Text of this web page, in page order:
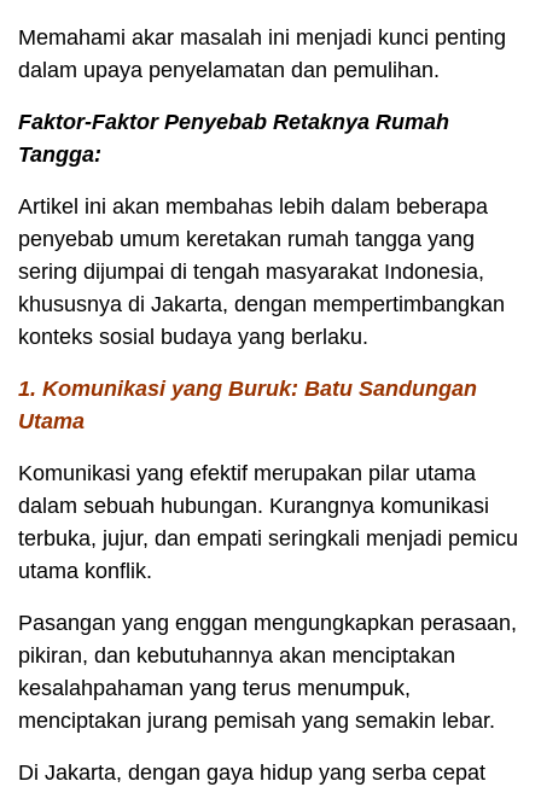
Memahami akar masalah ini menjadi kunci penting
dalam upaya penyelamatan dan pemulihan.
Faktor-Faktor Penyebab Retaknya Rumah
Tangga:
Artikel ini akan membahas lebih dalam beberapa
penyebab umum keretakan rumah tangga yang
sering dijumpai di tengah masyarakat Indonesia,
khususnya di Jakarta, dengan mempertimbangkan
konteks sosial budaya yang berlaku.
1. Komunikasi yang Buruk: Batu Sandungan
Utama
Komunikasi yang efektif merupakan pilar utama
dalam sebuah hubungan. Kurangnya komunikasi
terbuka, jujur, dan empati seringkali menjadi pemicu
utama konflik.
Pasangan yang enggan mengungkapkan perasaan,
pikiran, dan kebutuhannya akan menciptakan
kesalahpahaman yang terus menumpuk,
menciptakan jurang pemisah yang semakin lebar.
Di Jakarta, dengan gaya hidup yang serba cepat